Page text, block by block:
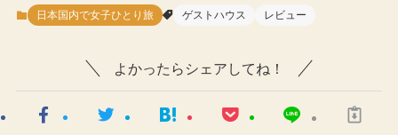
日本国内で女子ひとり旅 ゲストハウス レビュー
よかったらシェアしてね！